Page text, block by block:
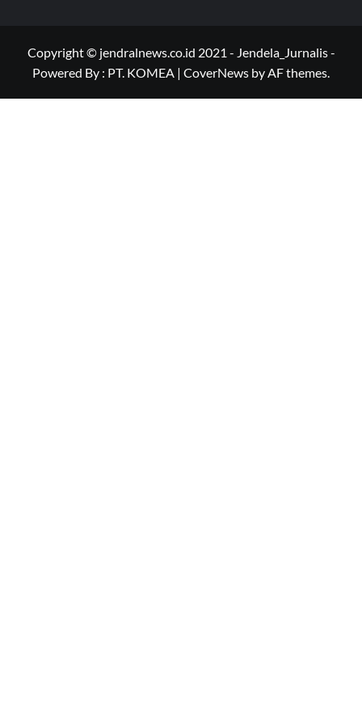
Copyright © jendralnews.co.id 2021 - Jendela_Jurnalis -
Powered By : PT. KOMEA | CoverNews by AF themes.